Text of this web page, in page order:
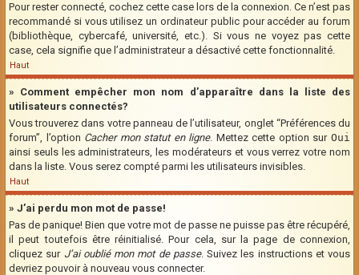
Pour rester connecté, cochez cette case lors de la connexion. Ce n’est pas
recommandé si vous utilisez un ordinateur public pour accéder au forum
(bibliothèque, cybercafé, université, etc.). Si vous ne voyez pas cette
case, cela signifie que l’administrateur a désactivé cette fonctionnalité.
Haut
» Comment empêcher mon nom d’apparaître dans la liste des
utilisateurs connectés?
Vous trouverez dans votre panneau de l’utilisateur, onglet “Préférences du
forum”, l’option Cacher mon statut en ligne. Mettez cette option surOui
ainsi seuls les administrateurs, les modérateurs et vous verrez votre nom
dans la liste. Vous serez compté parmi les utilisateurs invisibles.
Haut
» J’ai perdu mon mot de passe!
Pas de panique! Bien que votre mot de passe ne puisse pas être récupéré,
il peut toutefois être réinitialisé. Pour cela, sur la page de connexion,
cliquez sur J’ai oublié mon mot de passe. Suivez les instructions et vous
devriez pouvoir à nouveau vous connecter.